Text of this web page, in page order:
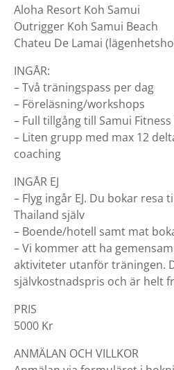
Aloha Resort Koh Samui
Outrigger Koh Samui Beach
Chateu De Lamai
INGÅR:
– Två träningspass per dag
– Föreläsning/workshops
– Full tillgång till Samui Fitness
– Liten grupp med max 12
coaching
INGÅR EJ
– Flyg ingår EJ. Du bokar resa
Thailand själv
– Boende/hotell samt mat
– Vi kommer att ha
aktiviteter utanför träningen.
självkostnadspris och är helt
PRIS
5000 Kr
ANMÄLAN OCH VILLKOR